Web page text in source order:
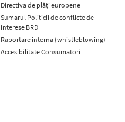
Directiva de plăți europene
Sumarul Politicii de conflicte de
interese BRD
Raportare interna (whistleblowing)
Accesibilitate Consumatori